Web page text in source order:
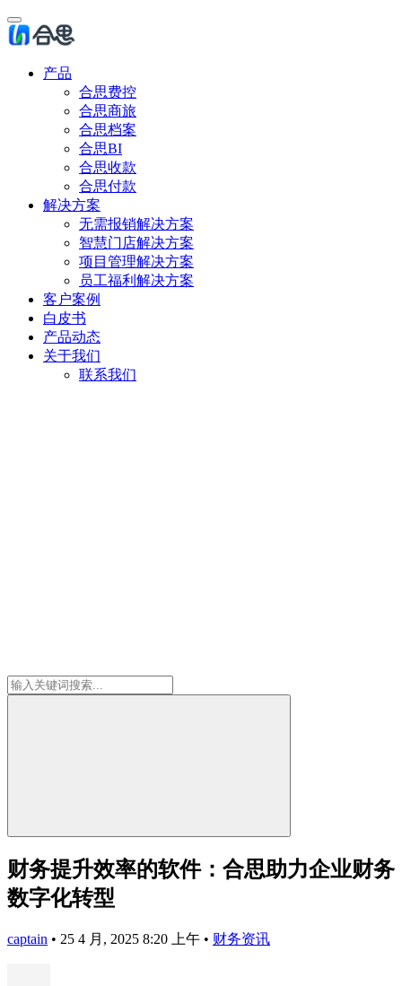
产品
合思费控
合思商旅
合思档案
合思BI
合思收款
合思付款
解决方案
无需报销解决方案
智慧门店解决方案
项目管理解决方案
员工福利解决方案
客户案例
白皮书
产品动态
关于我们
联系我们
财务提升效率的软件：合思助力企业财务
数字化转型
captain • 25 4 月, 2025 8:20 上午 • 财务资讯